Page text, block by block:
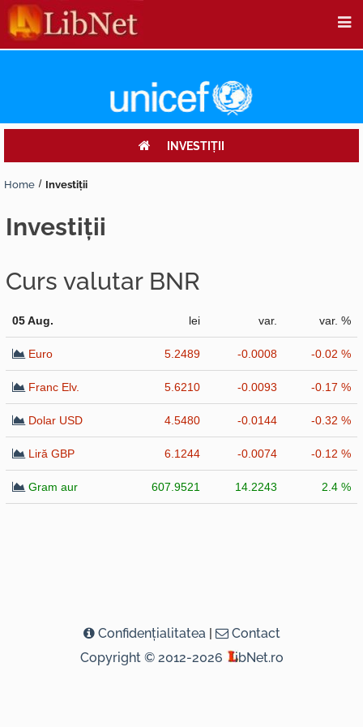
INVESTIŢII
Home Investiţii
investiţii
Curs valutar BNR
05 Aug. lei var. var. %
Euro 5.2489 -0.0008 -0.02 %
Franc Elv. 5.6210 -0.0093 -0.17 %
Dolar USD 4.5480 -0.0144 -0.32 %
Liră GBP 6.1244 -0.0074 -0.12 %
Gram aur 607.9521 14.2243 2.4 %
Confidenţialitatea |
Contact
Copyright © 2012-2026
ibNet.ro